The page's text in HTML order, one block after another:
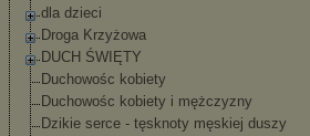
dla dzieci
Droga Krzyżowa
DUCH ŚWIĘTY
Duchowośc kobiety
Duchowośc kobiety i mężczyzny
Dzikie serce - tęsknoty męskiej duszy